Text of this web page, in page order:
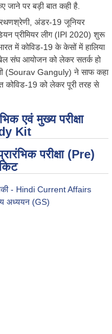
पर बड़ी बात कही है.
अंडर-19 जूनियर
प्रीमियर लीग (IPl 2020) शुरू
में कोविड-19 के केसों में हालिया
संघ आयोजन को लेकर सतर्क हो
(Sourav Ganguly) ने साफ कहा
कोविड-19 को लेकर पूरी तरह से
एवं मुख्य परीक्षा
Kit
परीक्षा (Pre)
- Hindi Current Affairs
अध्ययन (GS)